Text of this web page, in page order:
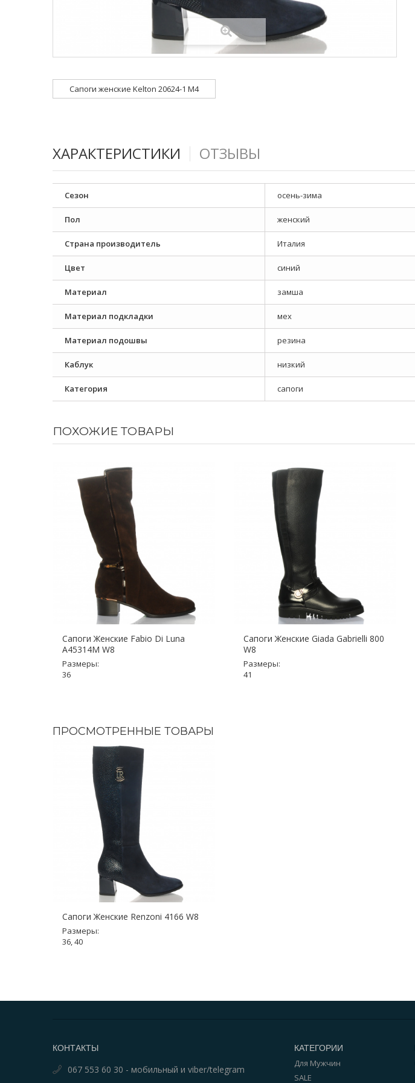
Сапоги женские Kelton 20624-1 М4
ХАРАКТЕРИСТИКИ ОТЗЫВЫ
Сезон осень-зима
Пол женский
Страна производитель Италия
Цвет синий
Материал замша
Материал подкладки мех
Материал подошвы резина
Каблук низкий
Категория сапоги
ПОХОЖИЕ ТОВАРЫ
Сапоги Женские Fabio Di Luna
A45314M W8
Размеры:
36
Сапоги Женские Giada Gabrielli 800
W8
Размеры:
41
ПРОСМОТРЕННЫЕ ТОВАРЫ
Сапоги Женские Renzoni 4166 W8
Размеры:
36, 40
КОНТАКТЫ
067 553 60 30 - мобильный и viber/telegram
КАТЕГОРИИ
Для Мужчин
SALE